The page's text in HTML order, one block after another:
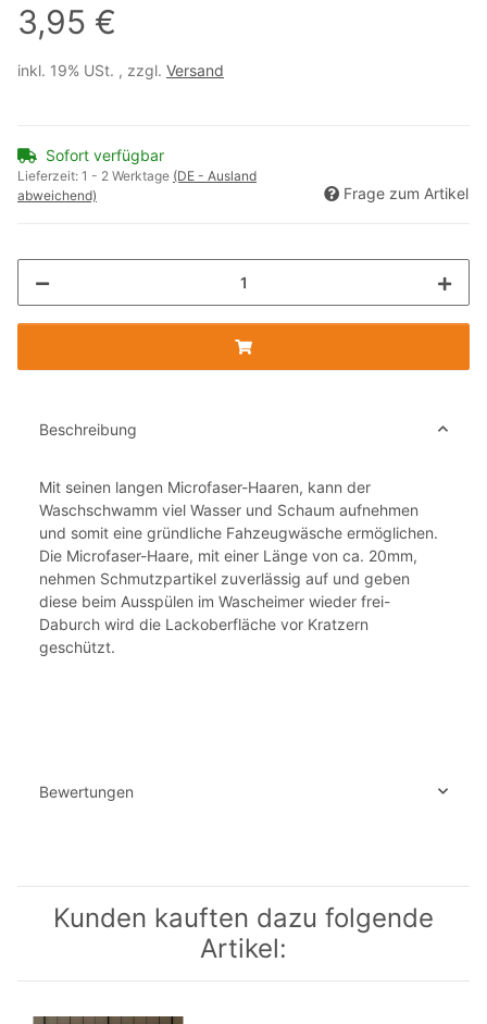
3,95 €
inkl. 19% USt. , zzgl. Versand
Sofort verfügbar
Lieferzeit: 1 - 2 Werktage (DE - Ausland
abweichend)
Frage zum Artikel
Beschreibung
Mit seinen langen Microfaser-Haaren, kann der
Waschschwamm viel Wasser und Schaum aufnehmen
und somit eine gründliche Fahzeugwäsche ermöglichen.
Die Microfaser-Haare, mit einer Länge von ca. 20mm,
nehmen Schmutzpartikel zuverlässig auf und geben
diese beim Ausspülen im Wascheimer wieder frei-
Daburch wird die Lackoberfläche vor Kratzern
geschützt.
Bewertungen
Kunden kauften dazu folgende
Artikel: